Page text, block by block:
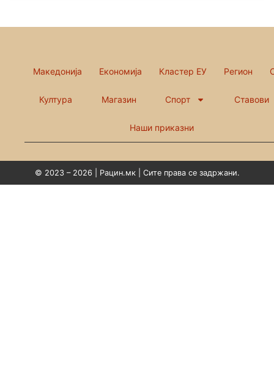
Македонија Економија Кластер ЕУ Регион
Култура Магазин Спорт Ставови
Наши приказни
© 2023 – 2026 | Рацин.мк | Сите права се задржани.